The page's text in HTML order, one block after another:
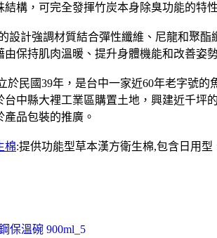
構，可完全發揮竹炭本身除臭功能的特
設計強調材質結合彈性纖維、尼龍和聚
保持肌肉溫暖、提升身體機能和改善姿
於民國39年，是台中一家近60年老字號的
中縣大裡工業區購置土地，興建近千
品包裝的推廣。
棉:提供功能型草本漢方衛生棉,包含日用
保溫碗 900ml_5